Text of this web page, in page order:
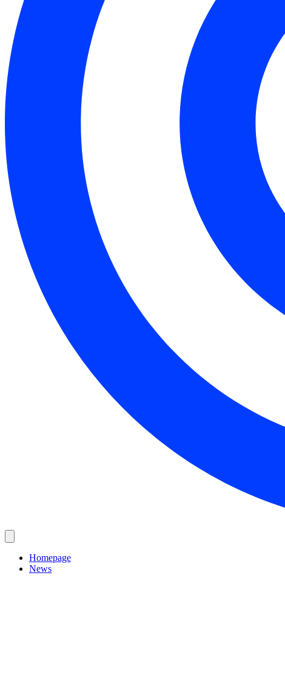
Homepage
News